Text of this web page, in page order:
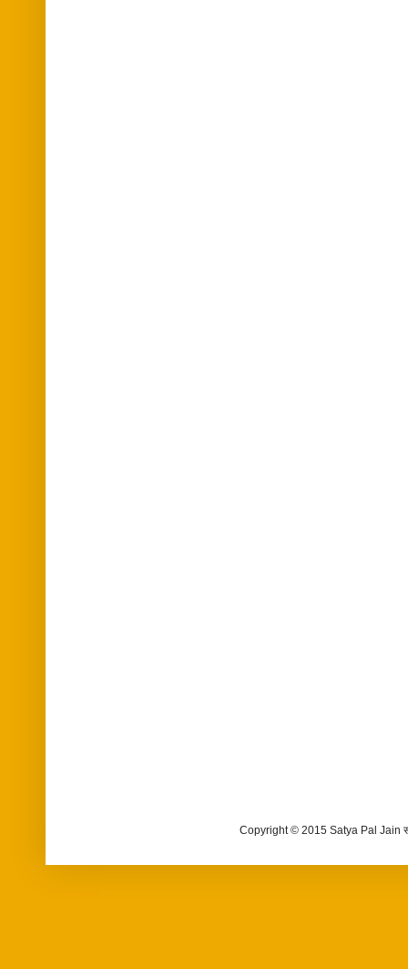
Copyright © 2015 Satya Pal Jain